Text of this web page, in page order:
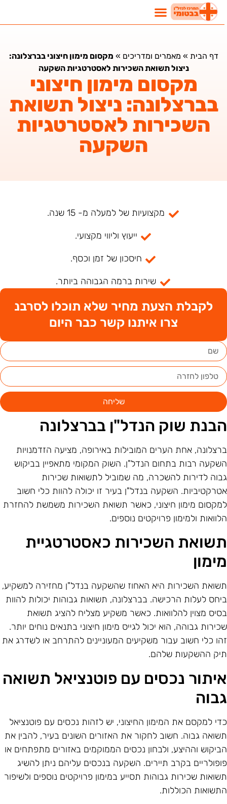
דף הבית»מאמרים ומדריכים»מקסום מימון חיצוני בברצלונה:
ניצול תשואת השכירות לאסטרטגיות השקעה
מקסום מימון חיצוני
בברצלונה: ניצול תשואת
השכירות לאסטרטגיות
השקעה
מקצועיות של למעלה מ- 15 שנה.
ייעוץ וליווי מקצועי.
חיסכון של זמן וכסף.
שירות ברמה הגבוהה ביותר.
לקבלת הצעת מחיר שלא תוכלו לסרבנ
צרו איתנו קשר כבר היום
שליחה
שוק הנדל"ן בברצלונה
אחת הערים המובילות באירופה, מציעה הזדמנויות
רבות בתחום הנדל"ן. השוק המקומי מתאפיין בביקוש
לדירות להשכרה, מה שמוביל לתשואות שכירות
השקעה בנדל"ן בעיר זו יכולה להוות כלי חשוב
מימון חיצוני, כאשר תשואת השכירות משמשת להחזרת
ולמימון פרויקטים נוספים.
השכירות כאסטרטגיית
השכירות היא האחוז שהשקעה בנדל"ן מחזירה למשקיע,
לעלות הרכישה. בברצלונה, תשואות גבוהות יכולות להוות
מצוין להלוואות. כאשר משקיע מצליח להציג תשואת
גבוהה, הוא יכול לגייס מימון חיצוני בתנאים נוחים יותר.
כלי חשוב עבור משקיעים המעוניינים להתרחב או לשדרג את
ההשקעות שלהם.
נכסים עם פוטנציאל תשואה
למקסם את המימון החיצוני, יש לזהות נכסים עם פוטנציאל
גבוה. חשוב לחקור את האזורים השונים בעיר, להבין את
וההיצע, ולבחון נכסים הממוקמים באזורים מתפתחים או
בקרב תיירים. השקעה בנכסים עליהם ניתן להשיג
שכירות גבוהות תסייע במימון פרויקטים נוספים ולשיפור
הכוללות.